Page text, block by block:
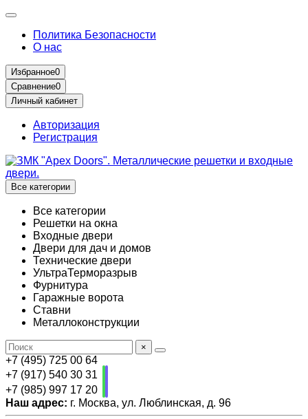
Политика Безопасности
О нас
Избранное0
Сравнение0
Личный кабинет
Авторизация
Регистрация
Все категории
Все категории
Решетки на окна
Входные двери
Двери для дач и домов
Технические двери
УльтраТерморазрыв
Фурнитура
Гаражные ворота
Ставни
Металлоконструкции
×
+7 (495) 725 00 64
+7 (917) 540 30 31
+7 (985) 997 17 20
Наш адрес: г. Москва, ул. Люблинская, д. 96